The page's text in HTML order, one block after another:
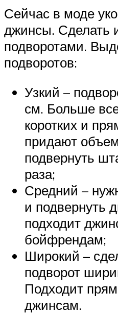
Сейчас в моде
джинсы. Сделать
подворотами.
подворотов:
Узкий –
см. Больше
коротких и
придают
подвернуть
раза;
Средний –
и подвернуть
подходит
бойфрендам;
Широкий –
подворот
Подходит
джинсам.